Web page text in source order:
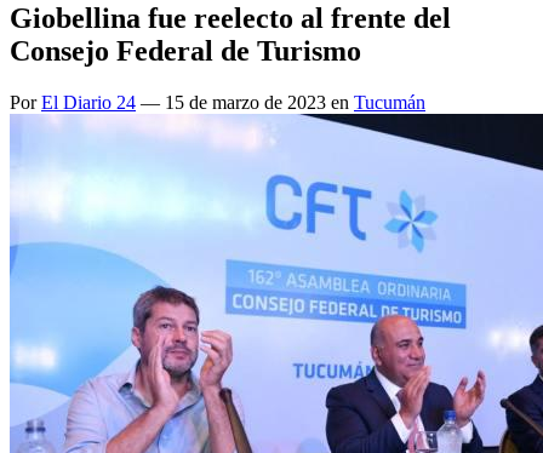
Giobellina fue reelecto al frente del
Consejo Federal de Turismo
PorEl Diario 24 — 15 de marzo de 2023 en Tucumán